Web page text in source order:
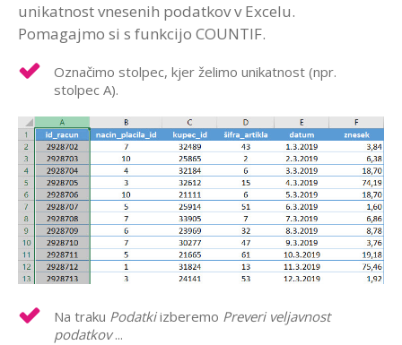
unikatnost vnesenih podatkov v Excelu.
Pomagajmo si s funkcijo COUNTIF.
Označimo stolpec, kjer želimo unikatnost (npr.
stolpec A).
Na traku Podatkiizberemo Preveri veljavnost
podatkov...